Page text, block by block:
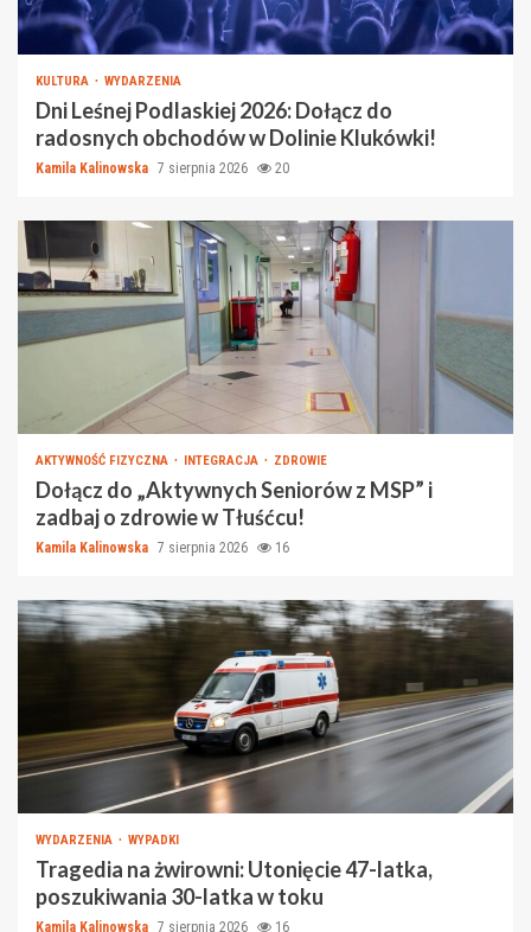
KULTURA WYDARZENIA
Dni Leśnej Podlaskiej 2026: Dołącz do
radosnych obchodów w Dolinie Klukówki!
Kamila Kalinowska 7 sierpnia 2026 20
AKTYWNOŚĆ FIZYCZNA INTEGRACJA ZDROWIE
Dołącz do „Aktywnych Seniorów z MSP” i
zadbaj o zdrowie w Tłuśćcu!
Kamila Kalinowska 7 sierpnia 2026 16
WYDARZENIA WYPADKI
Tragedia na żwirowni: Utonięcie 47-latka,
poszukiwania 30-latka w toku
Kamila Kalinowska 7 sierpnia 2026 16